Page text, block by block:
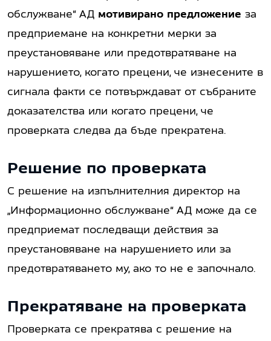
обслужване“ АД мотивирано предложение за
предприемане на конкретни мерки за
преустановяване или предотвратяване на
нарушението, когато прецени, че изнесените в
сигнала факти се потвърждават от събраните
доказателства или когато прецени, че
проверката следва да бъде прекратена.
Решение по проверката
С решение на изпълнителния директор на
„Информационно обслужване“ АД може да се
предприемат последващи действия за
преустановяване на нарушението или за
предотвратяването му, ако то не е започнало.
Прекратяване на проверката
Проверката се прекратява с решение на